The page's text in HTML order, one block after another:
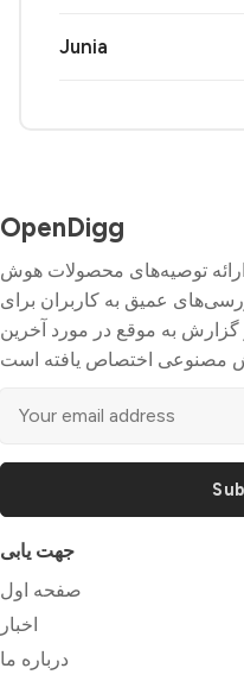
Junia
OpenDigg
ارائه توصیه‌های محصولات هوش
عمیق به کاربران برای
گزارش به موقع در مورد آخرین
جهت یابی
صفحه اول
اخبار
درباره ما